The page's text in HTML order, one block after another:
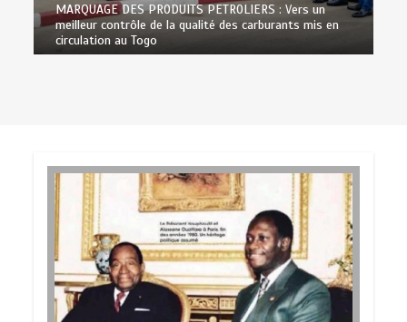
MARQUAGE DES PRODUITS PETROLIERS : Vers un
meilleur contrôle de la qualité des carburants mis en
circulation au Togo